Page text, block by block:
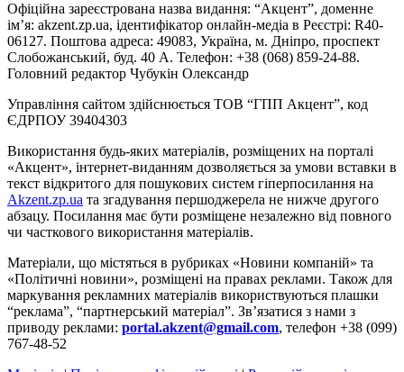
Офіційна зареєстрована назва видання: “Акцент”, доменне
ім’я: akzent.zp.ua, ідентифікатор онлайн-медіа в Реєстрі: R40-
06127. Поштова адреса: 49083, Україна, м. Дніпро, проспект
Слобожанський, буд. 40 А. Телефон: +38 (068) 859-24-88.
Головний редактор Чубукін Олександр
Управління сайтом здійснюється ТОВ “ГПП Акцент”, код
ЄДРПОУ 39404303
Використання будь-яких матеріалів, розміщених на порталі
«Акцент», інтернет-виданням дозволяється за умови вставки в
текст відкритого для пошукових систем гіперпосилання на
Akzent.zp.ua та згадування першоджерела не нижче другого
абзацу. Посилання має бути розміщене незалежно від повного
чи часткового використання матеріалів.
Матеріали, що містяться в рубриках «Новини компаній» та
«Політичні новини», розміщені на правах реклами. Також для
маркування рекламних матеріалів використвуються плашки
“реклама”, “партнерський матеріал”. Зв’язатися з нами з
приводу реклами: portal.akzent@gmail.com, телефон +38 (099)
767-48-52